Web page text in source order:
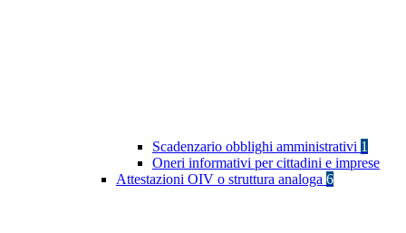
Scadenzario obblighi amministrativi 1
Oneri informativi per cittadini e imprese
Attestazioni OIV o struttura analoga 6